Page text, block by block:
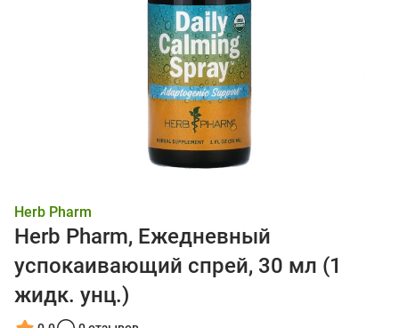
Herb Pharm
Herb Pharm, Ежедневный
успокаивающий спрей, 30 мл (1
жидк. унц.)